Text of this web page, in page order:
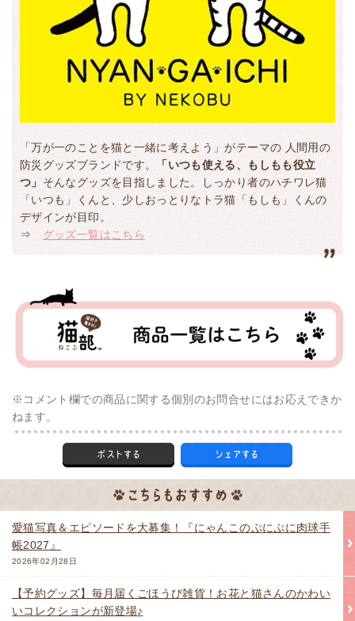
「万が一のことを猫と一緒に考えよう」がテーマの 人間用の
防災グッズブランドです。
「いつも使える、もしもも役立
つ」 そんなグッズを目指しました。しっかり者のハチワレ猫
「いつも」くんと、少しおっとりなトラ猫「もしも」くんの
デザインが目印。
⇒ グッズ一覧はこちら
※コメント欄での商品に関する個別のお問合せにはお応えできか
ねます。
愛猫写真＆エピソードを大募集！『にゃんこのぷにぷに肉球手
帳2027』
2026年02月28日
【予約グッズ】毎月届くごほうび雑貨！お花と猫さんのかわい
いコレクションが新登場♪